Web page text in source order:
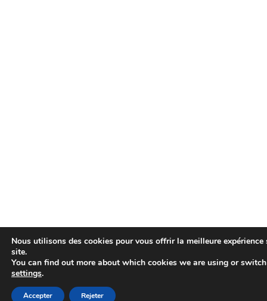
Nous utilisons des cookies pour vous offrir la meilleure expérience
site.
You can find out more about which cookies we are using or
settings.
Accepter Rejeter